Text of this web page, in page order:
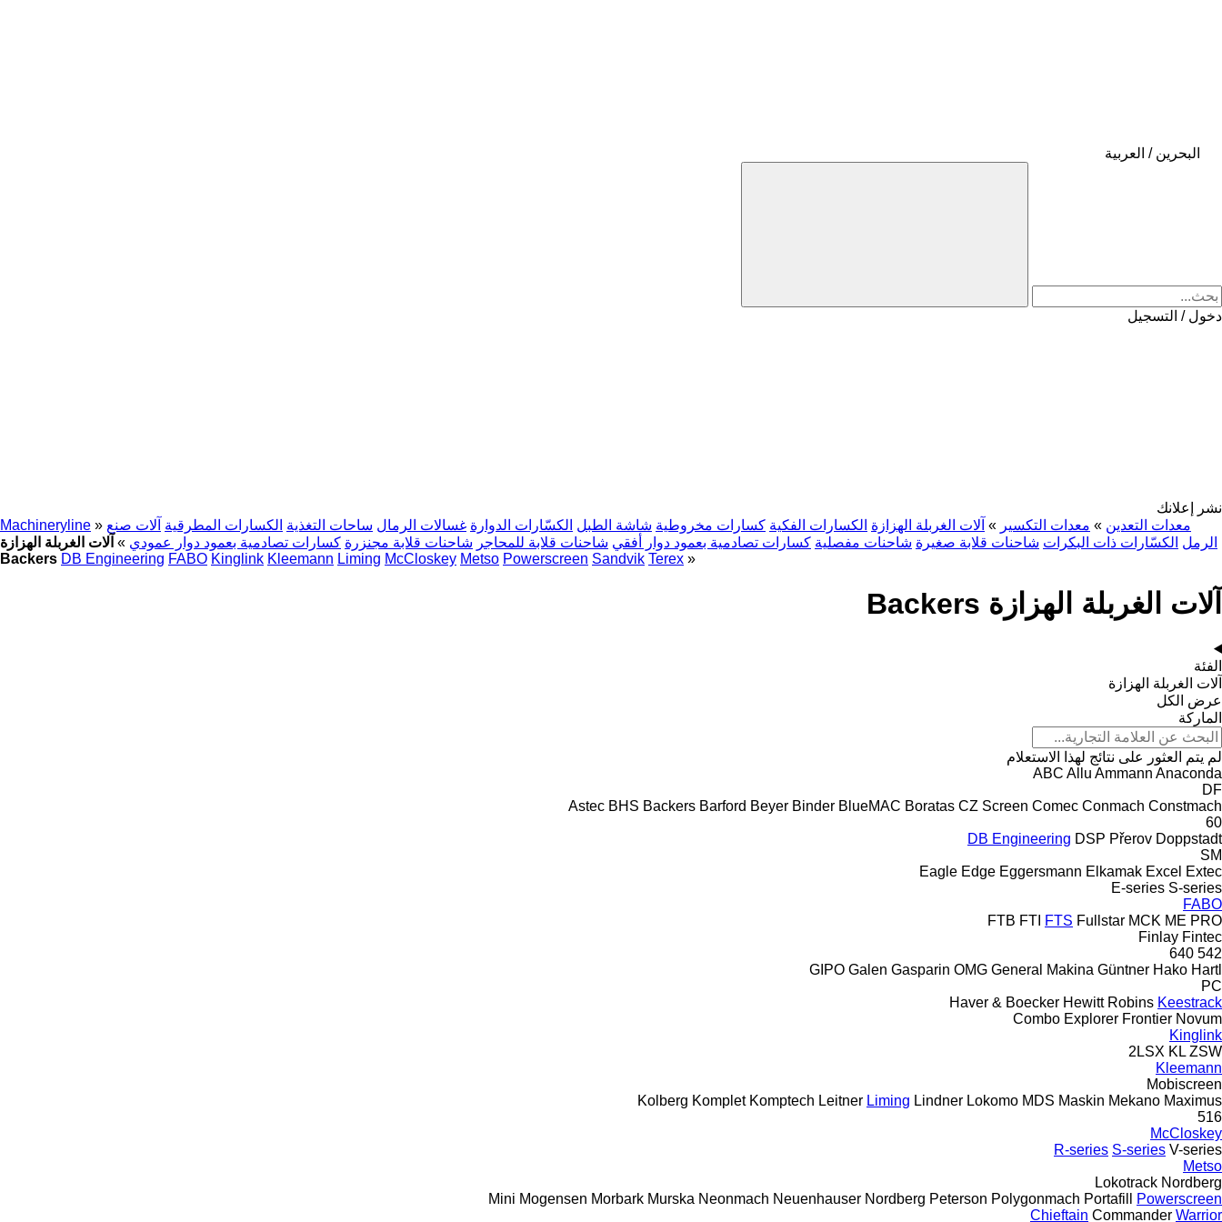
البحرين / العربية
دخول / التسجيل
نشر إعلانك
Machineryline » معدات التعدين » معدات التكسير » آلات الغربلة الهزازة الكسارات الفكية كسارات مخروطية شاشة الطبل الكسّارات الدوارة غسالات الرمال ساحات التغذية الكسارات المطرقية آلات صنع
الرمل الكسّارات ذات البكرات شاحنات قلابة صغيرة شاحنات مفصلية كسارات تصادمية بعمود دوار أفقي شاحنات قلابة للمحاجر شاحنات قلابة مجنزرة كسارات تصادمية بعمود دوار عمودي » آلات الغربلة الهزازة
Backers DB Engineering FABO Kinglink Kleemann Liming McCloskey Metso Powerscreen Sandvik Terex »
آلات الغربلة الهزازة Backers
الفئة
آلات الغربلة الهزازة
عرض الكل
الماركة
لم يتم العثور على نتائج لهذا الاستعلام
ABC Allu Ammann Anaconda
DF
Astec BHS Backers Barford Beyer Binder BlueMAC Boratas CZ Screen Comec Conmach Constmach
60
DB Engineering DSP Přerov Doppstadt
SM
Eagle Edge Eggersmann Elkamak Excel Extec
E-series S-series
FABO
FTB FTI FTS Fullstar MCK ME PRO
Finlay Fintec
542
640
GIPO Galen Gasparin OMG General Makina Güntner Hako Hartl
PC
Haver & Boecker Hewitt Robins Keestrack
Combo Explorer Frontier Novum
Kinglink
2LSX KL ZSW
Kleemann
Mobiscreen
Kolberg Komplet Komptech Leitner Liming Lindner Lokomo MDS Maskin Mekano Maximus
516
McCloskey
R-series S-series V-series
Metso
Lokotrack Nordberg
Mini Mogensen Morbark Murska Neonmach Neuenhauser Nordberg Peterson Polygonmach Portafill
Powerscreen
Chieftain Commander Warrior